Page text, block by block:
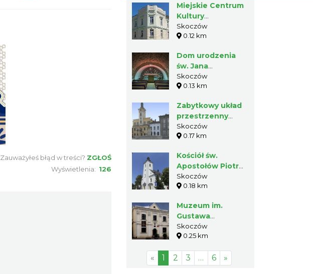
Zauważyłeś błąd w treści? ZGŁOŚ
Wyświetlenia: 126
Miejskie Centrum
Kultury
"INTEGRATOR"
Skoczów
0.12 km
Dom urodzenia
św. Jana
Sarkandra –
Muzeum w
Skoczów
0.13 km
Zabytkowy układ
przestrzenny
Skoczowa
Skoczów
0.17 km
Kościół św.
Apostołów Piotra i
Pawła w
Skoczowie
Skoczów
0.18 km
Muzeum im.
Gustawa
Morcinka w
Skoczowie
Skoczów
0.25 km
« 1 2 3 … 6 »